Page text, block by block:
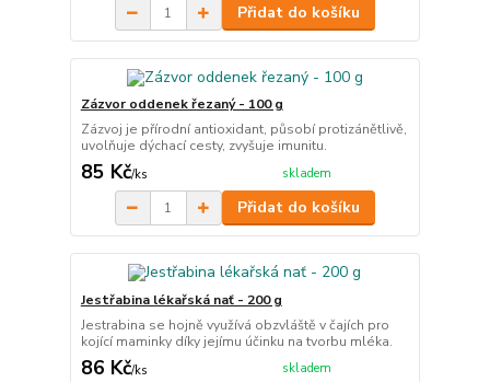
Přidat do košíku
Zázvor oddenek řezaný - 100 g
Zázvoj je přírodní antioxidant, působí protizánětlivě,
uvolňuje dýchací cesty, zvyšuje imunitu.
85 Kč/ks skladem
Přidat do košíku
Jestřabina lékařská nať - 200 g
Jestrabina se hojně využívá obzvláště v čajích pro
kojící maminky díky jejímu účinku na tvorbu mléka.
86 Kč/ks skladem